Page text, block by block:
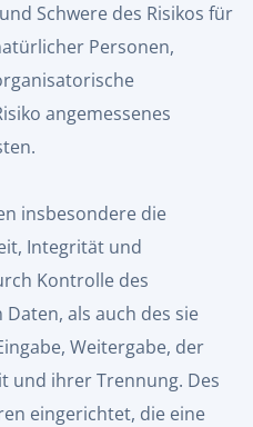
Schwere des Risikos für
Personen,
angemessenes
insbesondere die
Integrität und
Kontrolle des
als auch des sie
Weitergabe, der
und ihrer Trennung. Des
eingerichtet, die eine